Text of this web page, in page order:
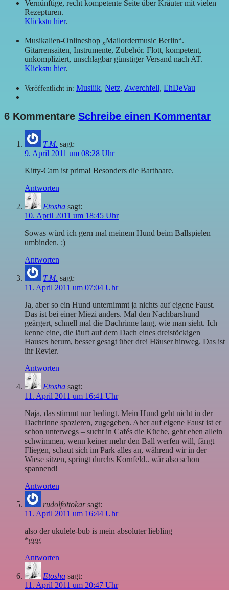
Vernünftige, recht kompetente Seite über Kräuter mit vielen
Rezepturen.
Klickstu hier.
Musikalien-Onlineshop „Mailordermusic Berlin“.
Gitarrensaiten, Instrumente, Zubehör. Flott, kompetent,
unkompliziert, unschlagbar günstiger Versand nach AT.
Klickstu hier.
Veröffentlicht in: Musiiik, Netz, Zwerchfell, EhDeVau
6 Kommentare Schreibe einen Kommentar
T.M. sagt:
9. April 2011 um 08:28 Uhr
Kitty-Cam ist prima! Besonders die Barthaare.
Antworten
Etosha sagt:
10. April 2011 um 18:45 Uhr
Sowas würd ich gern mal meinem Hund beim Ballspielen
umbinden. :)
Antworten
T.M. sagt:
11. April 2011 um 07:04 Uhr
Ja, aber so ein Hund unternimmt ja nichts auf eigene Faust.
Das ist bei einer Miezi anders. Mal den Nachbarshund
geärgert, schnell mal die Dachrinne lang, wie man sieht. Ich
kenne eine, die läuft auf dem Dach eines dreistöckigen
Hauses herum, besser gesagt über drei Häuser hinweg. Das ist
ihr Revier.
Antworten
Etosha sagt:
11. April 2011 um 16:41 Uhr
Naja, das stimmt nur bedingt. Mein Hund geht nicht in der
Dachrinne spazieren, zugegeben. Aber auf eigene Faust ist er
schon unterwegs – sucht in Cafés die Küche, geht eben allein
schwimmen, wenn keiner mehr den Ball werfen will, fängt
Fliegen, schaut sich im Park alles an, während wir in der
Wiese sitzen, springt durchs Kornfeld.. wär also schon
spannend!
Antworten
rudolfottokar sagt:
11. April 2011 um 16:44 Uhr
also der ukulele-bub is mein absoluter liebling
*ggg
Antworten
Etosha sagt:
11. April 2011 um 20:47 Uhr